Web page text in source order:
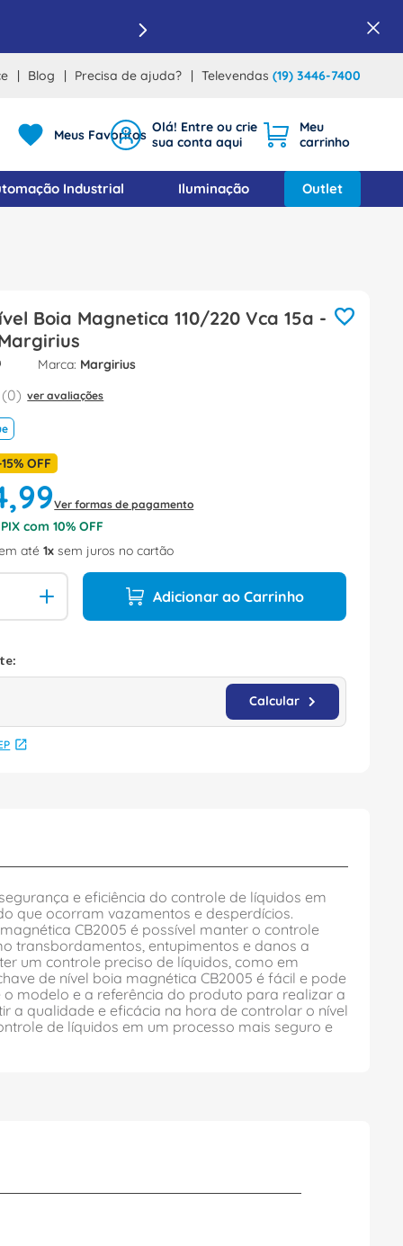
Blog Precisa de ajuda? Televendas (19) 3446-7400
Meus Favoritos
Industrial Iluminação Outlet
Boia Magnetica 110/220 Vca 15a -
Margirius
(0) ver avaliações
15% OFF
,99Ver formas de pagamento
com10% OFF
até1 sem juros no cartão
Adicionar ao Carrinho
e eficiência do controle de líquidos em
que ocorram vazamentos e desperdícios.
CB2005 é possível manter o controle
transbordamentos, entupimentos e danos a
um controle preciso de líquidos, como em
de nível boia magnética CB2005 é fácil e pode
modelo e a referência do produto para realizar a
a qualidade e eficácia na hora de controlar o nível
de líquidos em um processo mais seguro e